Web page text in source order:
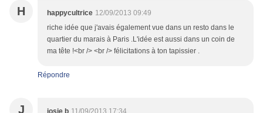
H happycultrice 12/09/2013 09:49
riche idée que j'avais également vue dans un resto dans le
quartier du marais à Paris .L'idée est aussi dans un coin de
ma tête !<br /> <br /> félicitations à ton tapissier .
Répondre
J josie b 11/09/2013 17:34